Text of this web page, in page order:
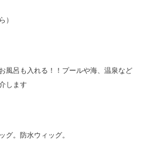
）
風呂も入れる！！プールや海、温泉など
します
グ。防水ウィッグ。